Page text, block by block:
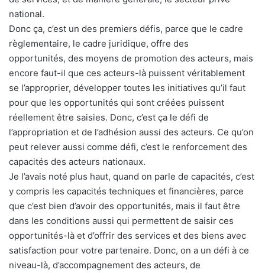
national.
Donc ça, c’est un des premiers défis, parce que le cadre
règlementaire, le cadre juridique, offre des
opportunités, des moyens de promotion des acteurs, mais
encore faut-il que ces acteurs-là puissent véritablement
se l’approprier, développer toutes les initiatives qu’il faut
pour que les opportunités qui sont créées puissent
réellement être saisies. Donc, c’est ça le défi de
l’appropriation et de l’adhésion aussi des acteurs. Ce qu’on
peut relever aussi comme défi, c’est le renforcement des
capacités des acteurs nationaux.
Je l’avais noté plus haut, quand on parle de capacités, c’est
y compris les capacités techniques et financières, parce
que c’est bien d’avoir des opportunités, mais il faut être
dans les conditions aussi qui permettent de saisir ces
opportunités-là et d’offrir des services et des biens avec
satisfaction pour votre partenaire. Donc, on a un défi à ce
niveau-là, d’accompagnement des acteurs, de